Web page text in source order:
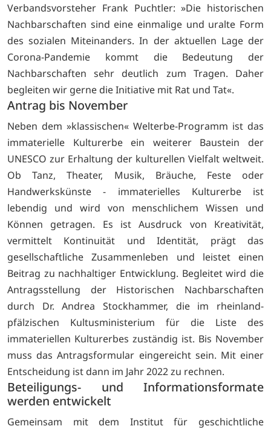
Verbandsvorsteher Frank Puchtler: »Die historischen
Nachbarschaften sind eine einmalige und uralte Form
des sozialen Miteinanders. In der aktuellen Lage der
Corona-Pandemie kommt die Bedeutung der
Nachbarschaften sehr deutlich zum Tragen. Daher
begleiten wir gerne die Initiative mit Rat und Tat«.
Antrag bis November
Neben dem »klassischen« Welterbe-Programm ist das
immaterielle Kulturerbe ein weiterer Baustein der
UNESCO zur Erhaltung der kulturellen Vielfalt weltweit.
Ob Tanz, Theater, Musik, Bräuche, Feste oder
Handwerkskünste - immaterielles Kulturerbe ist
lebendig und wird von menschlichem Wissen und
Können getragen. Es ist Ausdruck von Kreativität,
vermittelt Kontinuität und Identität, prägt das
gesellschaftliche Zusammenleben und leistet einen
Beitrag zu nachhaltiger Entwicklung. Begleitet wird die
Antragsstellung der Historischen Nachbarschaften
durch Dr. Andrea Stockhammer, die im rheinland-
pfälzischen Kultusministerium für die Liste des
immateriellen Kulturerbes zuständig ist. Bis November
muss das Antragsformular eingereicht sein. Mit einer
Entscheidung ist dann im Jahr 2022 zu rechnen.
Beteiligungs- und Informationsformate
werden entwickelt
Gemeinsam mit dem Institut für geschichtliche